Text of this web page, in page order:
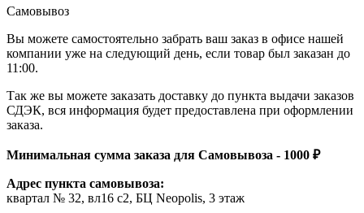
Самовывоз
Вы можете самостоятельно забрать ваш заказ в офисе нашей
компании уже на следующий день, если товар был заказан до
11:00.
Так же вы можете заказать доставку до пункта выдачи заказов
СДЭК, вся информация будет предоставлена при оформлении
заказа.
Минимальная сумма заказа для Самовывоза - 1000 ₽
Адрес пункта самовывоза:
квартал № 32, вл16 с2, БЦ Neopolis, 3 этаж